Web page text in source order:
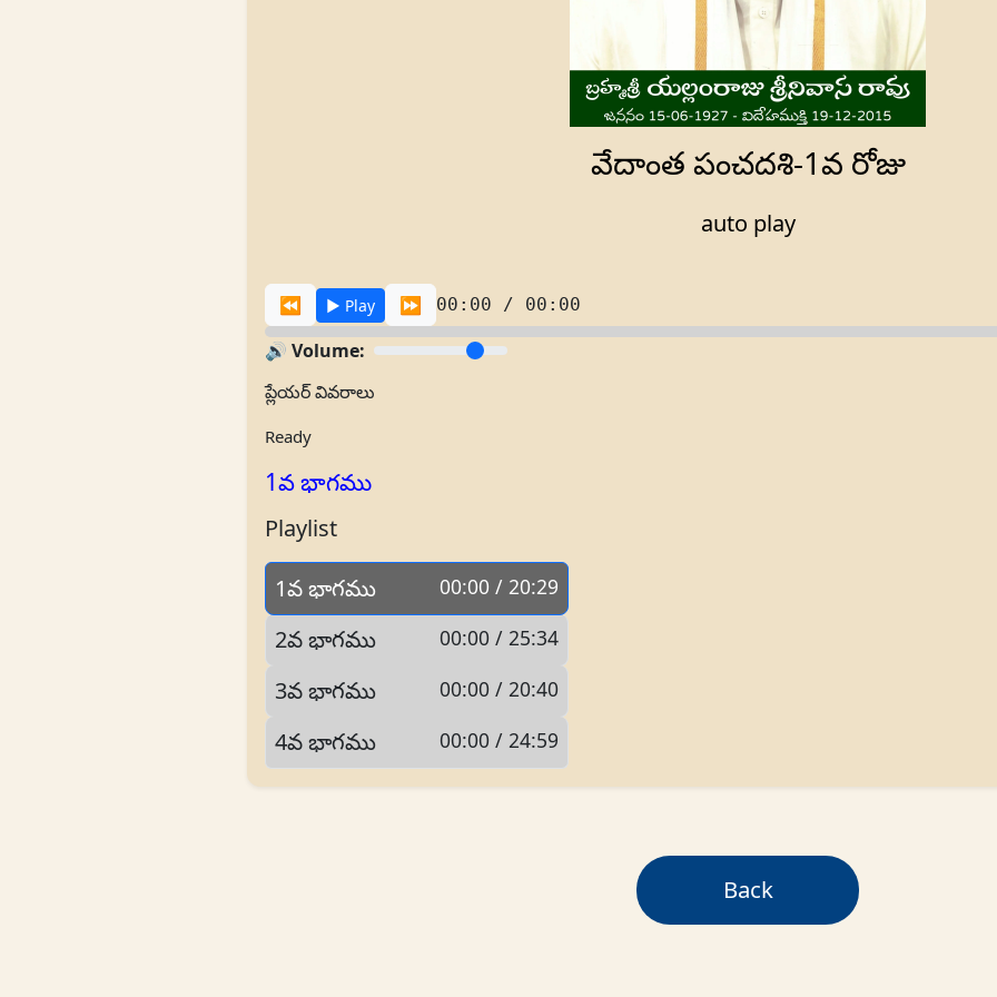
వేదాంత పంచదశి-1వ రోజు
auto play
⏪ ▶️ Play ⏩ 00:00 / 00:00
🔊 Volume:
ప్లేయర్ వివరాలు
Ready
1వ భాగము
Playlist
1వ భాగము
00:00 / 20:29
2వ భాగము 00:00 / 25:34
3వ భాగము 00:00 / 20:40
4వ భాగము 00:00 / 24:59
Back